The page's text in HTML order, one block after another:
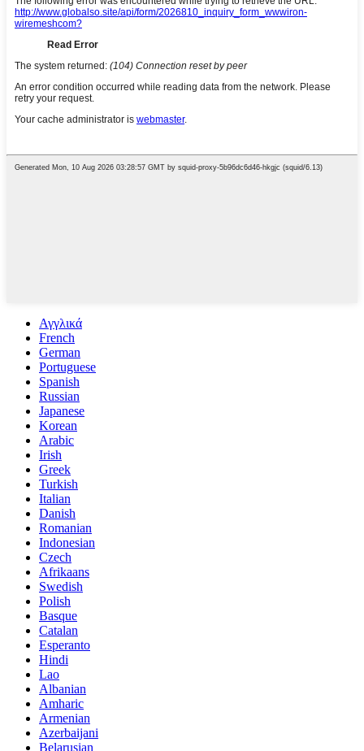
Αγγλικά
French
German
Portuguese
Spanish
Russian
Japanese
Korean
Arabic
Irish
Greek
Turkish
Italian
Danish
Romanian
Indonesian
Czech
Afrikaans
Swedish
Polish
Basque
Catalan
Esperanto
Hindi
Lao
Albanian
Amharic
Armenian
Azerbaijani
Belarusian